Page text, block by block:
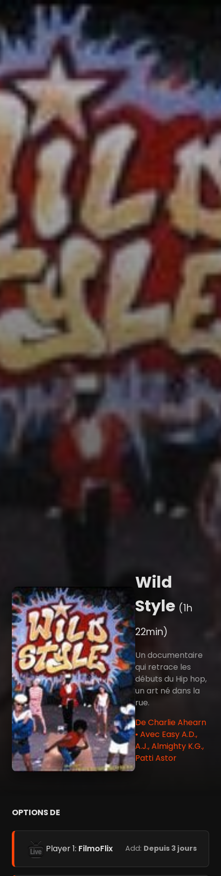
Wild
Style (1h
22min)
Un documentaire
qui retrace les
débuts du Hip hop,
un art né dans la
rue.
De Charlie Ahearn
• Avec Easy A.D.,
A.J., Almighty K.G.,
Patti Astor
OPTIONS DE
Player 1: FilmoFlix Add: Depuis 3 jours